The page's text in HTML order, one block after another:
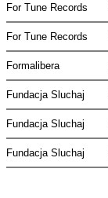
For Tune Records
For Tune Records
Formalibera
Fundacja Sluchaj
Fundacja Sluchaj
Fundacja Sluchaj